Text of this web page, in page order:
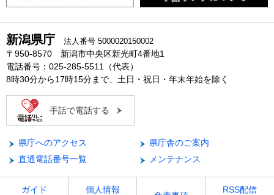
新潟県庁 法人番号 5000020150002
〒950-8570 新潟市中央区新光町4番地1
電話番号：025-285-5511（代表）
8時30分から17時15分まで、土日・祝日・年末年始を除く
手話で電話する
県庁へのアクセス
県庁舎のご案内
直通電話番号一覧
メンテナンス
ガイド 個人情報 RSS配信